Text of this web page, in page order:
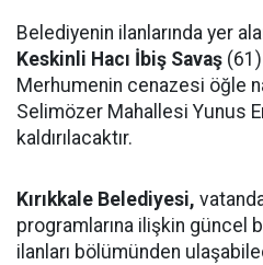
Belediyenin ilanlarında yer
Keskinli Hacı İbiş Savaş
Merhumenin cenazesi öğle
Selimözer Mahallesi Yunus
kaldırılacaktır.
Kırıkkale Belediyesi,
programlarına ilişkin güncel
ilanları bölümünden